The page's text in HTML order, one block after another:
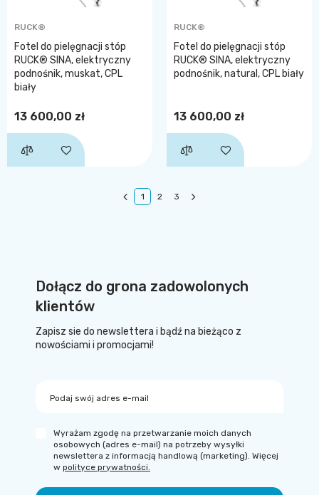
RUCK®
Fotel do pielęgnacji stóp
RUCK® SINA, elektryczny
podnośnik, muskat, CPL
biały
13 600,00 zł
RUCK®
Fotel do pielęgnacji stóp
RUCK® SINA, elektryczny
podnośnik, natural, CPL biały
13 600,00 zł
1 2 3
Dołącz do grona zadowolonych
klientów
Zapisz sie do newslettera i bądź na bieżąco z
nowościami i promocjami!
Podaj swój adres e-mail
Wyrażam zgodę na przetwarzanie moich danych
osobowych (adres e-mail) na potrzeby wysyłki
newslettera z informacją handlową (marketing). Więcej
w polityce prywatności.